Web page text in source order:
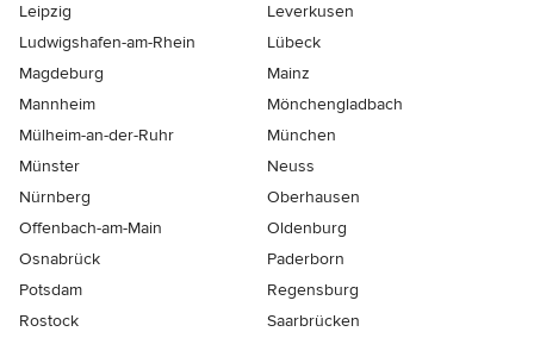
Leipzig
Leverkusen
Ludwigshafen-am-Rhein
Lübeck
Magdeburg
Mainz
Mannheim
Mönchen­gladbach
Mülheim-an-der-Ruhr
München
Münster
Neuss
Nürnberg
Oberhausen
Offenbach-am-Main
Oldenburg
Osnabrück
Paderborn
Potsdam
Regensburg
Rostock
Saarbrücken